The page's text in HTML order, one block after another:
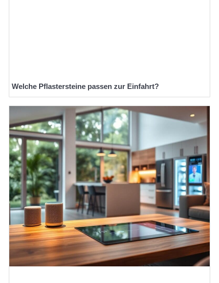
Welche Pflastersteine passen zur Einfahrt?